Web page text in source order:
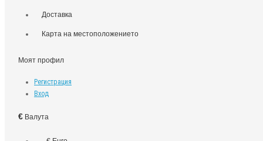
Доставка
Карта на местоположението
Моят профил
Регистрация
Вход
€ Валута